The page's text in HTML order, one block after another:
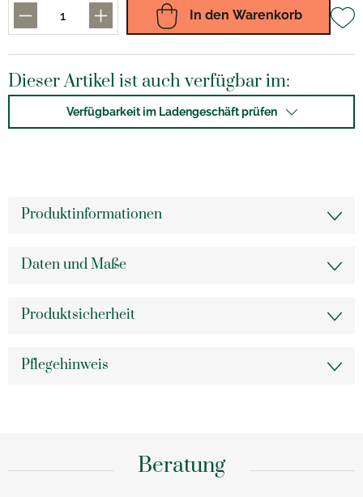
In den Warenkorb
Dieser Artikel ist auch verfügbar im:
Verfügbarkeit im Ladengeschäft prüfen
Produktinformationen
Daten und Maße
Produktsicherheit
Pflegehinweis
Beratung